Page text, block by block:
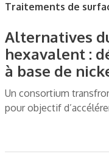
Traitements de
Alternatives
hexavalent :
à base de
Un consortium
pour objectif